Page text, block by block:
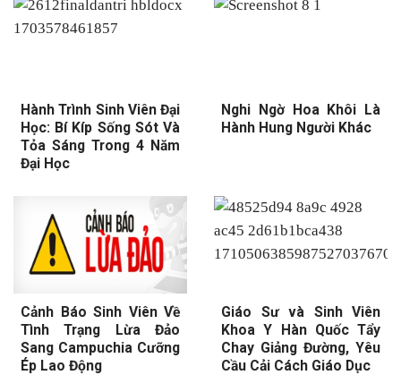
Hành Trình Sinh Viên Đại
Học: Bí Kíp Sống Sót Và
Tỏa Sáng Trong 4 Năm
Đại Học
Nghi Ngờ Hoa Khôi Là
Hành Hung Người Khác
Cảnh Báo Sinh Viên Về
Tình Trạng Lừa Đảo
Sang Campuchia Cưỡng
Ép Lao Động
Giáo Sư và Sinh Viên
Khoa Y Hàn Quốc Tẩy
Chay Giảng Đường, Yêu
Cầu Cải Cách Giáo Dục